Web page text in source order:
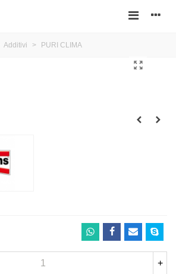
Additivi > PURI CLIMA
+